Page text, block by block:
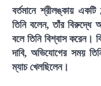
বর্তমানে শ্রীলঙ্কায় একটি
তিনি বলেন, তাঁর
বলে তিনি বিশ্বাস করেন।
দাবি, অভিযোগের সময়
ম্যাচ খেলছিলেন।